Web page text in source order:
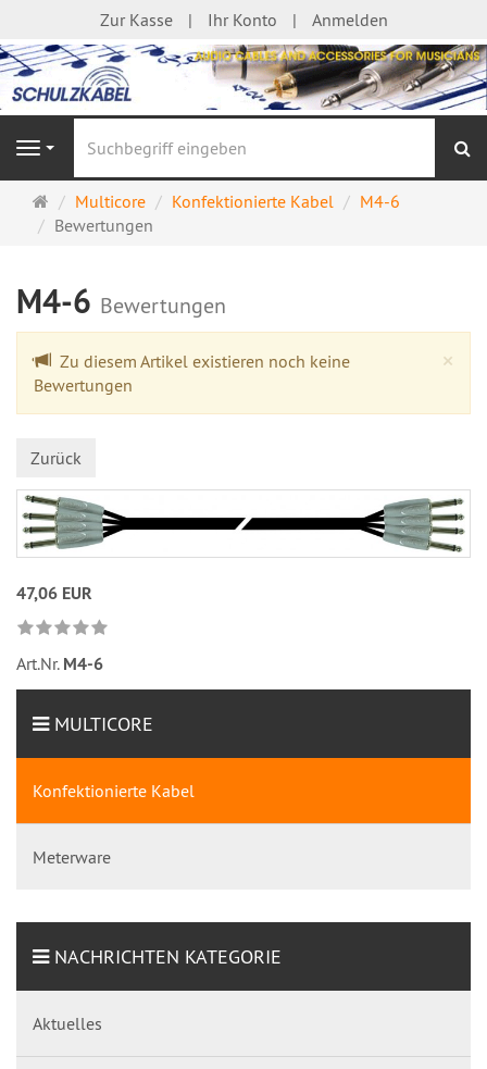
Zur Kasse Ihr Konto Anmelden
Navigation
Startseite
Multicore Konfektionierte Kabel
M4-6
Bewertungen
M4-6 Bewertungen
×
Zu diesem Artikel existieren noch keine
Bewertungen
Zurück
47,06 EUR
Art.Nr. M4-6
MULTICORE
Konfektionierte Kabel
Meterware
NACHRICHTEN KATEGORIE
Aktuelles